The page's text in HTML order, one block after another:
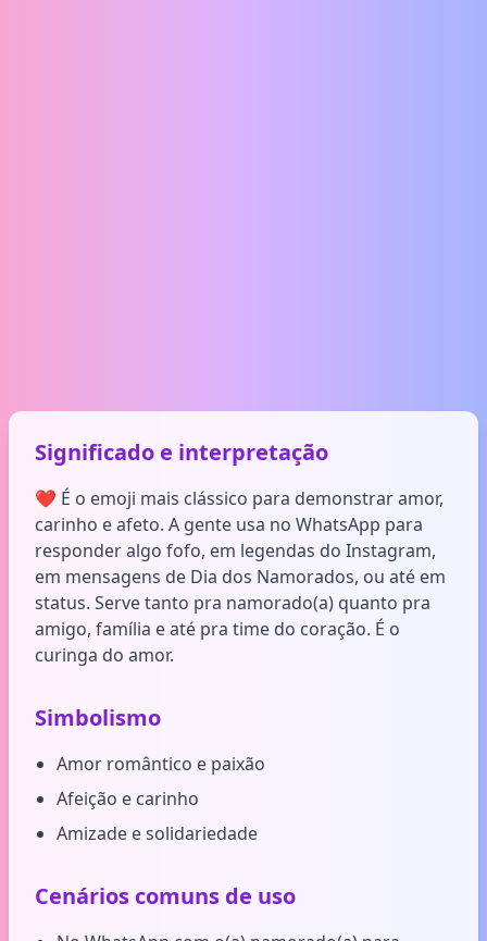
Significado e interpretação
❤️ É o emoji mais clássico para demonstrar amor,
carinho e afeto. A gente usa no WhatsApp para
responder algo fofo, em legendas do Instagram,
em mensagens de Dia dos Namorados, ou até em
status. Serve tanto pra namorado(a) quanto pra
amigo, família e até pra time do coração. É o
curinga do amor.
Simbolismo
Amor romântico e paixão
Afeição e carinho
Amizade e solidariedade
Cenários comuns de uso